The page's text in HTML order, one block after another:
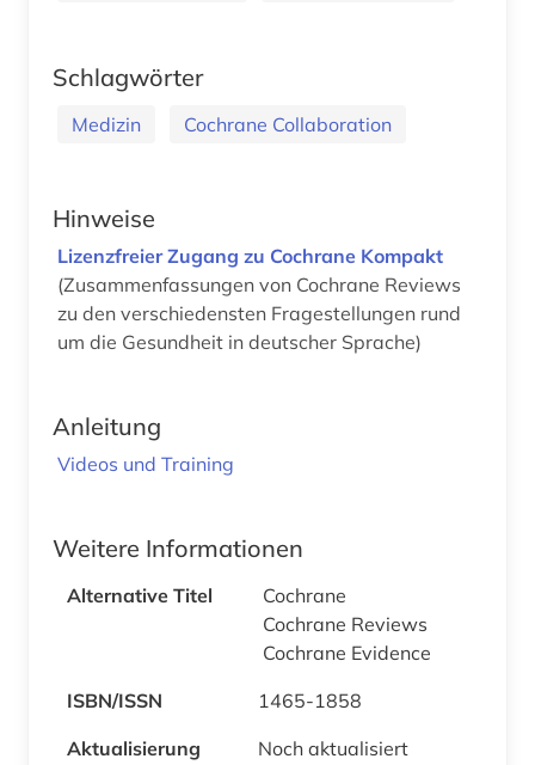
Schlagwörter
Medizin Cochrane Collaboration
Hinweise
Lizenzfreier Zugang zu Cochrane Kompakt
(Zusammenfassungen von Cochrane Reviews
zu den verschiedensten Fragestellungen rund
um die Gesundheit in deutscher Sprache)
Anleitung
Videos und Training
Weitere Informationen
Alternative Titel
Cochrane
Cochrane Reviews
Cochrane Evidence
ISBN/ISSN
1465-1858
Aktualisierung
Noch aktualisiert